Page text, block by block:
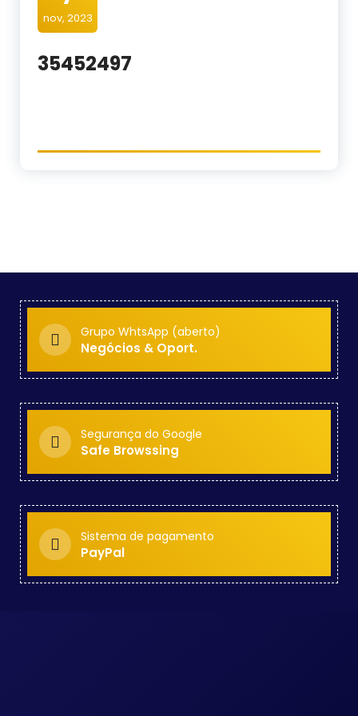
nov, 2023
35452497
Grupo WhtsApp (aberto)
Negócios & Oport.
Segurança do Google
Safe Browssing
Sistema de pagamento
PayPal